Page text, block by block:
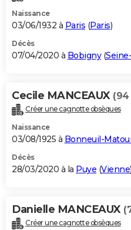
Naissance
03/06/1932 à Paris (Paris)
Décès
07/04/2020 à Bobigny(
Cecile MANCEAUX (94
Créer une cagnotte obsèques
Naissance
03/08/1925 à Bonneuil-
Décès
28/03/2020 à la Puye (Vienne)
Danielle MANCEAUX
Créer une cagnotte obsèques